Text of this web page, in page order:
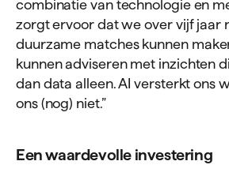
combinatie van technologie en
zorgt ervoor dat we over vijf jaar
duurzame matches kunnen
kunnen adviseren met inzichten
dan data alleen. AI versterkt ons
ons (nog) niet.”
Een waar­devolle inves­tering